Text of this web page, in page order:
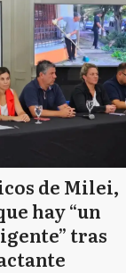
de Milei,
hay “un
tras